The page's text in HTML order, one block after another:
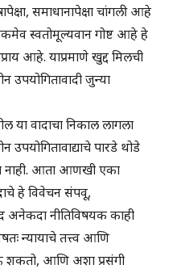
समाधानापेक्षा चांगली आहे
स्वतोमूल्यवान गोष्ट आहे हे
आहे. याप्रमाणे खुद्द मिलची
उपयोगितावादी जुन्या
या वादाचा निकाल लागला
पारडे थोडे
आता आणखी एका
हे विवेचन संपवू,
अनेकदा नीतिविषयक काही
न्यायाचे तत्त्व आणि
शकतो, आणि अशा प्रसंगी